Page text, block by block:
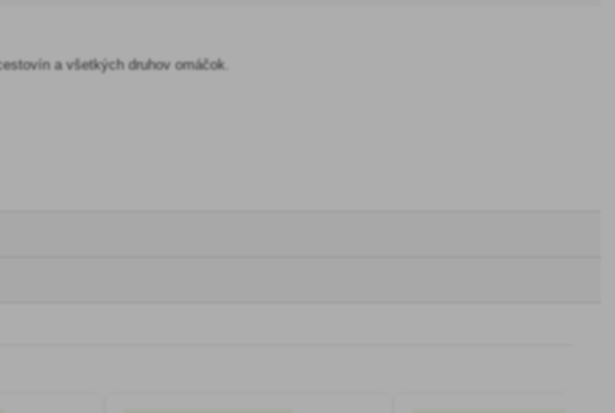
a všetkých druhov omáčok.